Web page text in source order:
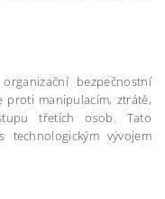
bezpečnostní
proti manipulacím, ztrátě,
třetích osob. Tato
vývojem